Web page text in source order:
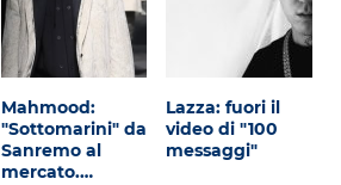
Mahmood:
"Sottomarini" da
Sanremo al
mercato.…
Lazza: fuori il
video di "100
messaggi"